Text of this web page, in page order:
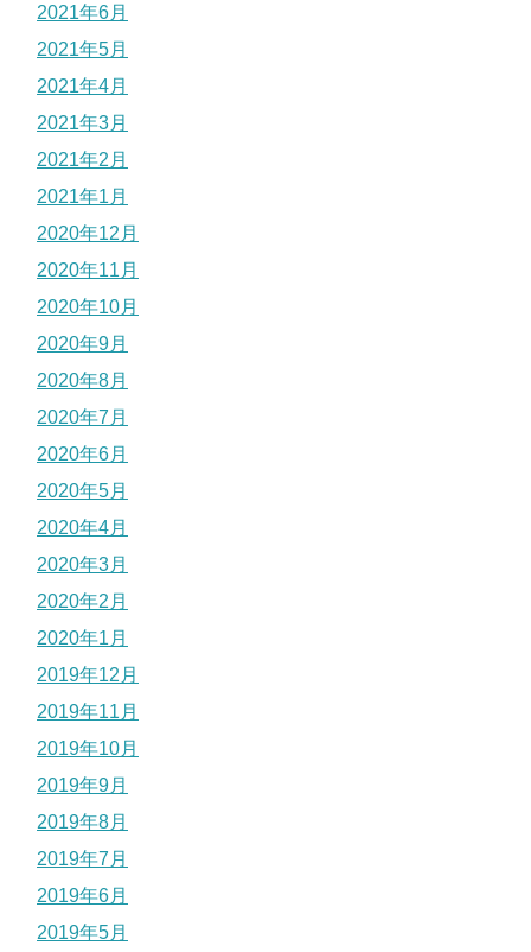
2021年6月
2021年5月
2021年4月
2021年3月
2021年2月
2021年1月
2020年12月
2020年11月
2020年10月
2020年9月
2020年8月
2020年7月
2020年6月
2020年5月
2020年4月
2020年3月
2020年2月
2020年1月
2019年12月
2019年11月
2019年10月
2019年9月
2019年8月
2019年7月
2019年6月
2019年5月